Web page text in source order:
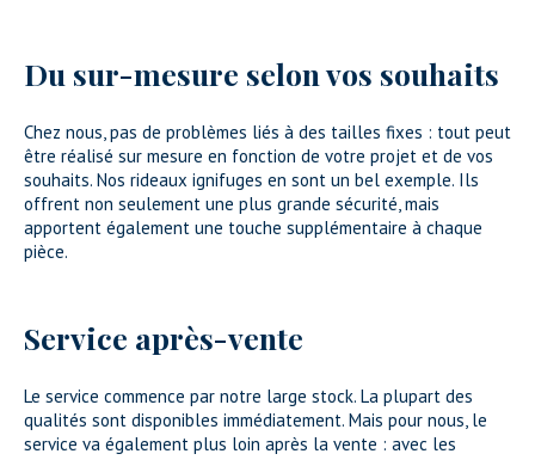
Du sur-mesure selon vos souhaits
Chez nous, pas de problèmes liés à des tailles fixes : tout peut
être réalisé sur mesure en fonction de votre projet et de vos
souhaits. Nos rideaux ignifuges en sont un bel exemple. Ils
offrent non seulement une plus grande sécurité, mais
apportent également une touche supplémentaire à chaque
pièce.
Service après-vente
Le service commence par notre large stock. La plupart des
qualités sont disponibles immédiatement. Mais pour nous, le
service va également plus loin après la vente : avec les